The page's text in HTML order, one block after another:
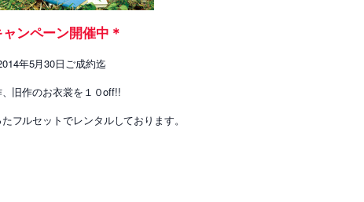
ャンペーン開催中＊
年5月30日ご成約迄
旧作のお衣裳を１０off!!
フルセットでレンタルしております。